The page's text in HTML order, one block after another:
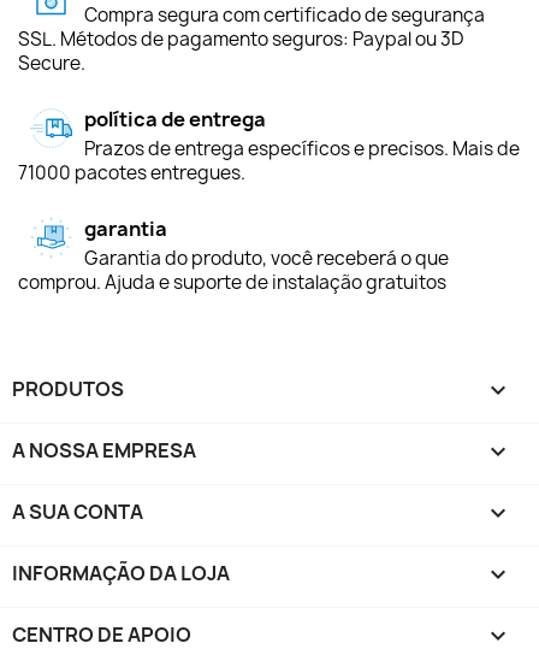
Compra segura com certificado de segurança
SSL. Métodos de pagamento seguros: Paypal ou 3D
Secure.
política de entrega
Prazos de entrega específicos e precisos. Mais de
71000 pacotes entregues.
garantia
Garantia do produto, você receberá o que
comprou. Ajuda e suporte de instalação gratuitos
PRODUTOS 
A NOSSA EMPRESA 
A SUA CONTA 
INFORMAÇÃO DA LOJA keyboard_arrow_down
CENTRO DE APOIO 